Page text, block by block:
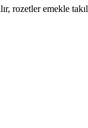
rozetler emekle